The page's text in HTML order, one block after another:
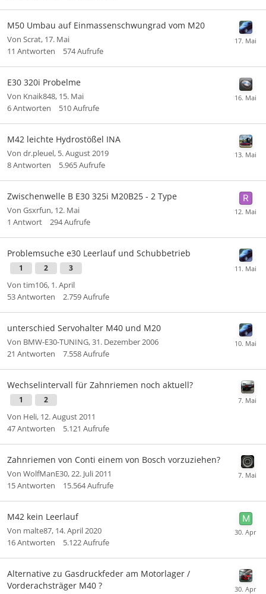
M50 Umbau auf Einmassenschwungrad vom M20
Von Scrat, 17. Mai
11 Antworten 574Aufrufe
E30 320i Probelme
Von Knaik848, 15. Mai
6Antworten 510Aufrufe
M42 leichte Hydrostößel INA
Von dr.pleuel, 5. August 2019
8Antworten 5.965Aufrufe
Zwischenwelle B E30 325i M20B25 - 2 Type
Von Gsxrfun, 12. Mai
1 Antwort 294Aufrufe
Problemsuche e30 Leerlauf und Schubbetrieb
1 2 3
Von tim106, 1. April
53Antworten 2.759Aufrufe
unterschied Servohalter M40 und M20
Von BMW-E30-TUNING,31. Dezember 2006
21 Antworten 7.558Aufrufe
Wechselintervall für Zahnriemen noch aktuell?
1 2
Von Heli, 12. August 2011
47Antworten 5.121 Aufrufe
Zahnriemen von Conti einem von Bosch vorzuziehen?
Von WolfManE30, 22. Juli 2011
15Antworten 15.564Aufrufe
M42 kein Leerlauf
Von malte87, 14. April 2020
16Antworten 5.122Aufrufe
Alternative zu Gasdruckfeder am Motorlager /
Vorderachsträger M40 ?